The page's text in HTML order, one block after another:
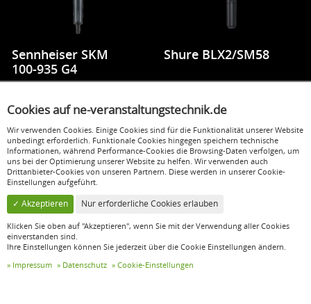
Sennheiser SKM
100-935 G4
12,00 €
Shure BLX2/SM58
8,00 €
Cookies auf ne-veranstaltungstechnik.de
Wir verwenden Cookies. Einige Cookies sind für die Funktionalität unserer Website
unbedingt erforderlich. Funktionale Cookies hingegen speichern technische
Informationen, während Performance-Cookies die Browsing-Daten verfolgen, um
uns bei der Optimierung unserer Website zu helfen. Wir verwenden auch
Drittanbieter-Cookies von unseren Partnern. Diese werden in unserer Cookie-
Einstellungen aufgeführt.
✓ Akzeptieren Nur erforderliche Cookies erlauben
Klicken Sie oben auf "Akzeptieren", wenn Sie mit der Verwendung aller Cookies
einverstanden sind.
Ihre Einstellungen können Sie jederzeit über die Cookie Einstellungen ändern.
Impressum
Datenschutz Cookie-Einstellungen